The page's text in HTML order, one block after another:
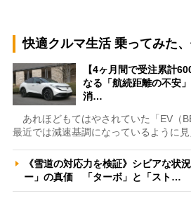
快適クルマ生活 乗ってみた
【4ヶ月間で受注累計
なる「航続距離の不安
消…
あれほどもてはやされていた「EV（
最近では減速基調になっているように見
《雪道の対応力を検証》シビアな状
ー」の真価 「ターボ」と「スト…